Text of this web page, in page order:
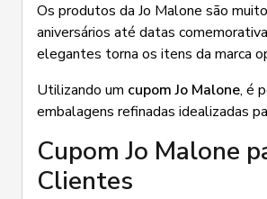
Os produtos da Jo Malone são
aniversários até datas
elegantes torna os itens da marca
Utilizando um cupom Jo Malone, é
embalagens refinadas idealizadas
Cupom Jo Malone
Clientes